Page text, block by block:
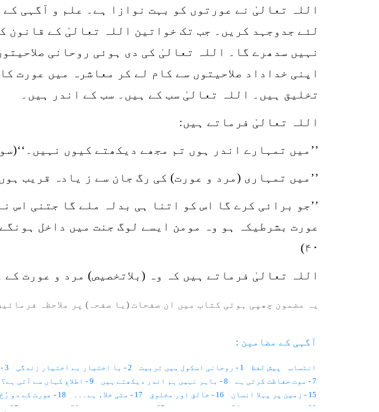
اللہ تعالیٰ نے عورتوں کو بہت نوازا ہے۔ علم و آگہی
لئے جدوجہد کریں۔ جب تک خواتین اللہ تعالیٰ کے قانون
نہیں سدھرے گا۔ اللہ تعالیٰ کی دی ہوئی روحانی
اپنی خداداد صلاحیتوں سے کام لے کر معاشرہ میں عورت
تخلیق ہیں۔ اللہ تعالیٰ سب کے ہیں۔ سب کے اندر ہیں۔
اللہ تعالیٰ فرماتے ہیں:
’’میں تمہارے اندر ہوں تم مجھے دیکھتے کیوں
’’میں تمہاری (مرد و عورت) کی رگ جان سے ز یادہ قریب
’’جو برائی کرے گا اس کو اتنا ہی بدلہ ملے گا جتنی اس
عورت بشرطیکہ ہو وہ مومن ایسے لوگ جنت میں داخل
۴۰)
اللہ تعالیٰ فرماتے ہیں کہ وہ (بلاتخصیص) مرد و عورت
یہ مضمون چھپی ہوئی کتاب میں ان صفحات (یا صفحہ) پر ملاحظہ
آگہی کے مضامین :
انتساب پیش لفظ 1 - روحانی اسکول میں تربیت 2 - با اختیار بے اختیار زندگی 3 - تین سال کا بچہ
7 - موت حفاظت کرتی ہے
8 - باہر نہیں ہم اندر دیکھتے ہیں 9 - اطلاع کہاں سے آتی ہے؟
15 - زمین پر پہلا انسان
16 - خالق اور مخلوق 17 - مٹی خلاء ہے۔۔۔ 18 - عورت کے دو رُخ
23 - روشنی اور جسم
24 - مشاہداتی نظر 25 - نیند اور بیداری 26 - جسمِ مثالی 27 - گیارہ ہزار صلاحیتیں